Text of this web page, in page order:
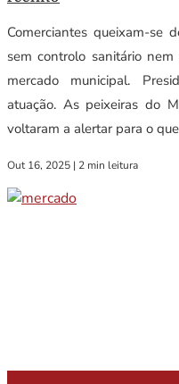
Comerciantes queixam-se
sem controlo sanitário
mercado municipal.
atuação. As peixeiras do
voltaram a alertar para o
Out 16, 2025 | 2 min leitura